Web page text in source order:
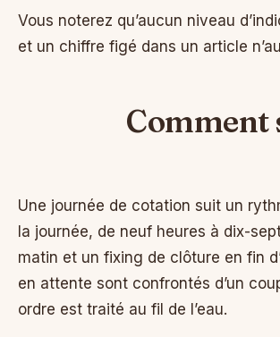
Vous noterez qu’aucun niveau
et un chiffre figé dans un article
Comment
Une journée de cotation suit un
la journée, de neuf heures à dix-
matin et un fixing de clôture en fin
en attente sont confrontés d’un
ordre est traité au fil de l’eau.